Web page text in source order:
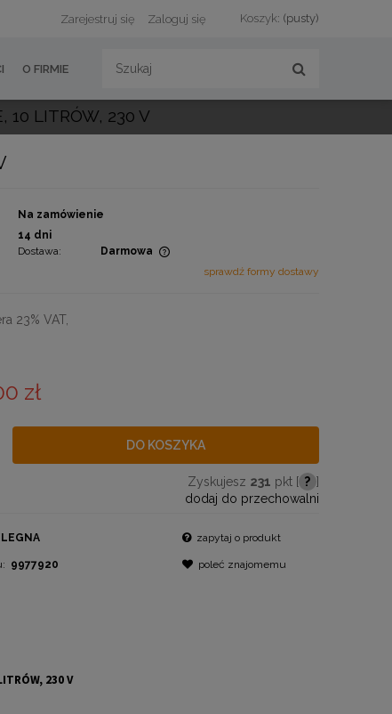
Koszyk: (pusty)
Zarejestruj się Zaloguj się
O FIRMIE
10 LITRÓW, 230 V
Na zamówienie
14 dni
Dostawa:
Darmowa
sprawdź formy dostawy
23% VAT,
zł
DO KOSZYKA
Zyskujesz 231 pkt [ ? ]
dodaj do przechowalni
9977920
zapytaj o produkt
poleć znajomemu
230 V